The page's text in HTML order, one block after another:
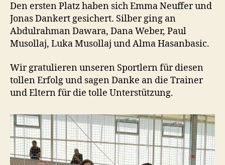
Den ersten Platz haben sich Emma Neuffer und
Jonas Dankert gesichert. Silber ging an
Abdulrahman Dawara, Dana Weber, Paul
Musollaj, Luka Musollaj und Alma Hasanbasic.
Wir gratulieren unseren Sportlern für diesen
tollen Erfolg und sagen Danke an die Trainer
und Eltern für die tolle Unterstützung.